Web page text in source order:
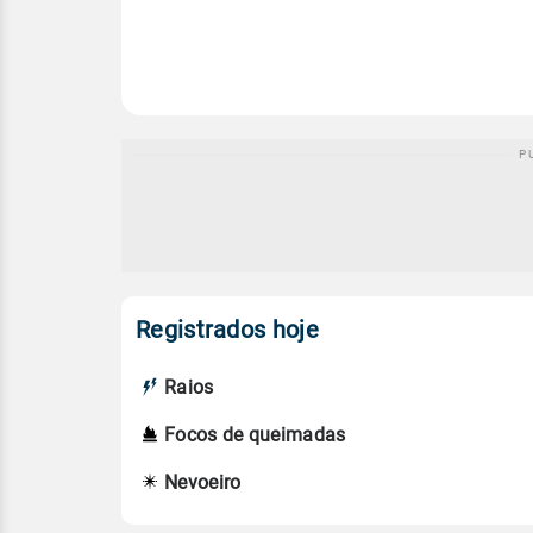
Registrados hoje
Raios
Focos de queimadas
Nevoeiro